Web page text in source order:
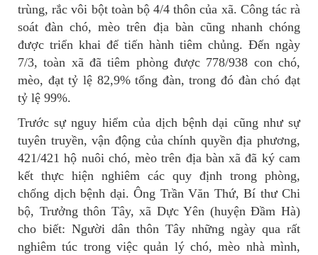
trùng, rắc vôi bột toàn bộ 4/4 thôn của xã. Công tác rà
soát đàn chó, mèo trên địa bàn cũng nhanh chóng
được triển khai để tiến hành tiêm chủng. Đến ngày
7/3, toàn xã đã tiêm phòng được 778/938 con chó,
mèo, đạt tỷ lệ 82,9% tổng đàn, trong đó đàn chó đạt
tỷ lệ 99%.
Trước sự nguy hiểm của dịch bệnh dại cũng như sự
tuyên truyền, vận động của chính quyền địa phương,
421/421 hộ nuôi chó, mèo trên địa bàn xã đã ký cam
kết thực hiện nghiêm các quy định trong phòng,
chống dịch bệnh dại. Ông Trần Văn Thứ, Bí thư Chi
bộ, Trưởng thôn Tây, xã Dực Yên (huyện Đầm Hà)
cho biết: Người dân thôn Tây những ngày qua rất
nghiêm túc trong việc quản lý chó, mèo nhà mình,